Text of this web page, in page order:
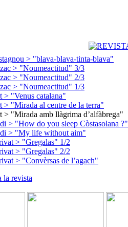
> "blava-blava-tinta-blava"
> "Noumeactitud" 3/3
> "Noumeactitud" 2/3
> "Noumeactitud" 1/3
> "Venus catalana"
> "Mirada al centre de la terra"
> "Mirada amb llàgrima d’alfàbrega"
> "How do you sleep Còstasolana ?"
> "My life without aim"
> "Gregalas" 1/2
> "Gregalas" 2/2
> "Convèrsas de l’agach"